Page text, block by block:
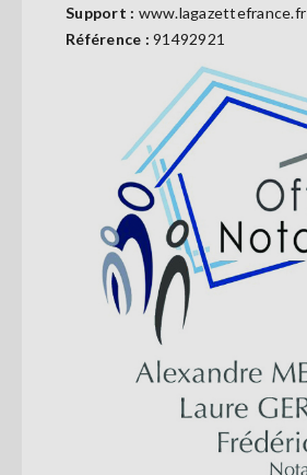
connecter
Support : www.lagazettefrance.fr
Référence : 91492921